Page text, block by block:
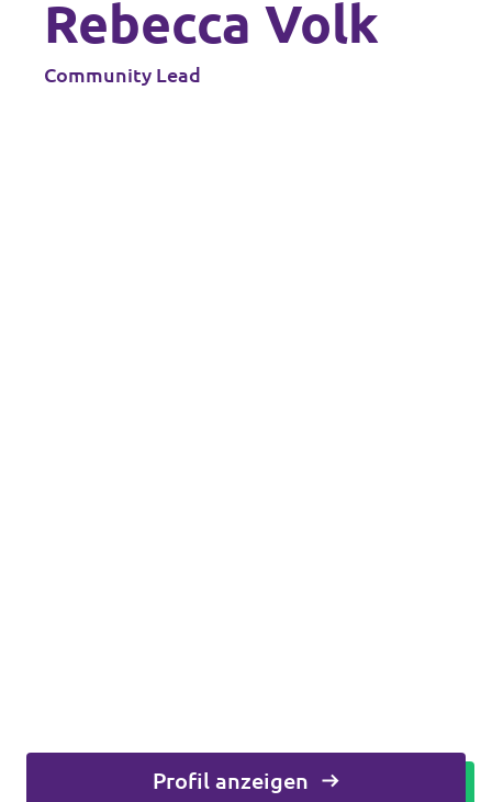
Rebecca Volk
Community Lead
Profil anzeigen